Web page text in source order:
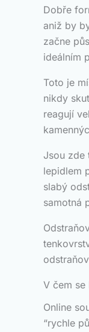
Dobře
aniž by
začne
ideálním
Toto je
nikdy
reagují
Jsou zde
lepidlem
slabý
samotná
V čem se
Online
“rychle